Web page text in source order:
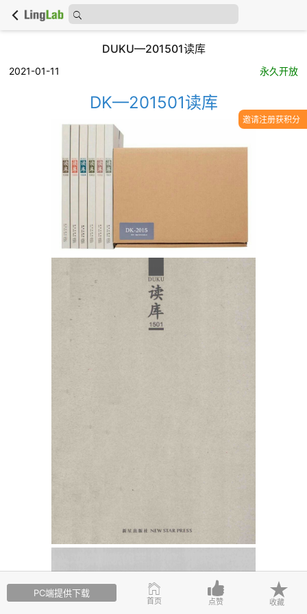
DUKU—201501读库
2021-01-11 永久开放
DK—201501读库
邀请注册获积分
PC端提供下载
首页 点赞 收藏